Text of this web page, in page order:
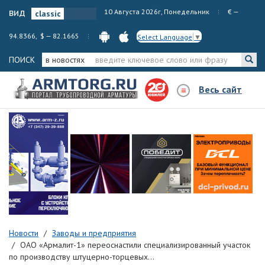
вид 10 Августа 2026г, Понедельник € —
94.8366, $ — 82.1665 Select Language ▼
ПОИСК в новостях
Весь сайт
Новости
Заводы и предприятия
ОАО «Армалит-1» переоснастили специализированный участок
по производству штуцерно-торцевых...